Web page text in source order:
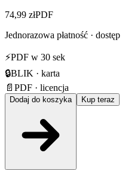
74,99 złPDF
Jednorazowa płatność ·
⚡PDF w 30 sek
🔒BLIK · karta
📄 PDF · licencja
Dodaj do koszyka Kup teraz